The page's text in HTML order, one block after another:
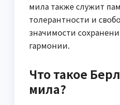
мила также служит
толерантности и
значимости
гармонии.
Что такое
мила?